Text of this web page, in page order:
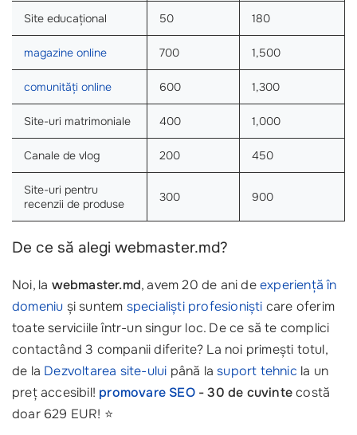
Site educațional 50 180
magazine online 700 1,500
comunități online 600 1,300
Site-uri matrimoniale 400 1,000
Canale de vlog 200 450
Site-uri pentru
recenzii de produse
300 900
De ce să alegi webmaster.md?
Noi, la webmaster.md, avem 20 de ani deexperiență în
domeniu și suntem specialiști profesioniști care oferim
toate serviciile într-un singur loc. De ce să te complici
contactând 3 companii diferite? La noi primești totul,
de la Dezvoltarea site-ului până lasuport tehnic la un
preț accesibil! promovare SEO- 30 de cuvintecostă
doar 629 EUR! ⭐